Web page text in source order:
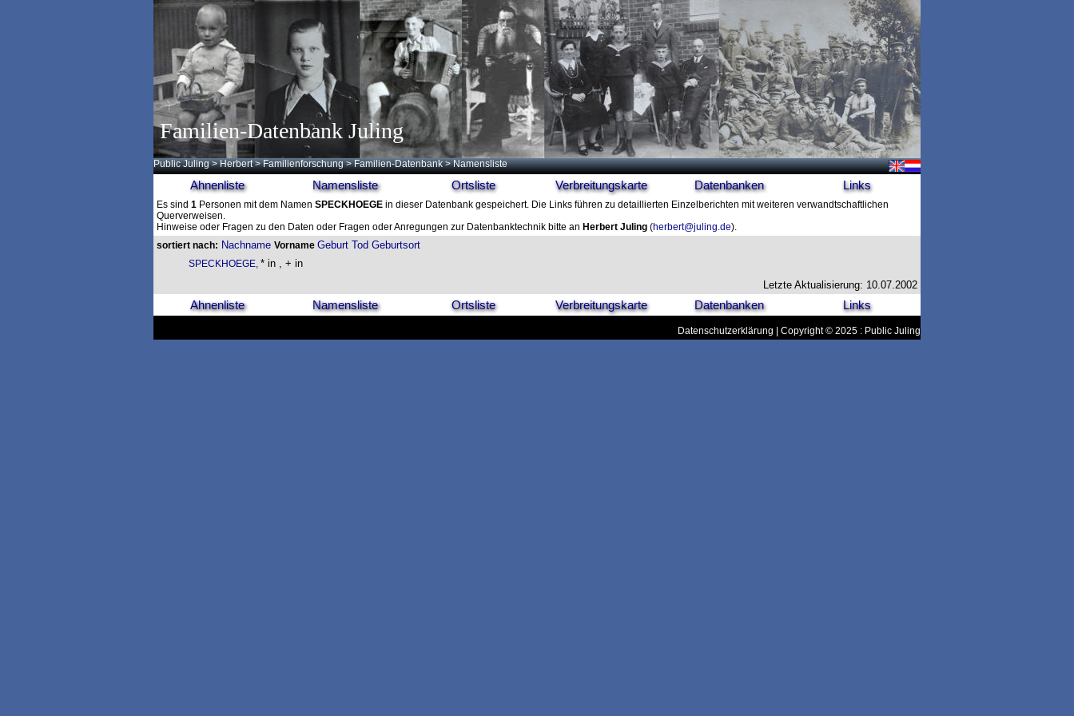
Familien-Datenbank Juling
Public Juling >Herbert >Familienforschung >Familien-Datenbank > Namensliste
Ahnenliste Namensliste Ortsliste Verbreitungskarte Datenbanken Links
Es sind 1 Personen mit dem Namen SPECKHOEGE in dieser Datenbank gespeichert. Die Links führen zu detaillierten Einzelberichten mit weiteren verwandtschaftlichen
Querverweisen.
Hinweise oder Fragen zu den Daten oder Fragen oder Anregungen zur Datenbanktechnik bitte an Herbert Juling (herbert@juling.de).
sortiert nach: Nachname Vorname Geburt Tod Geburtsort
SPECKHOEGE, * in , + in
Letzte Aktualisierung: 10.07.2002
Ahnenliste Namensliste Ortsliste Verbreitungskarte Datenbanken Links
Datenschutzerklärung | Copyright © 2025 : Public Juling